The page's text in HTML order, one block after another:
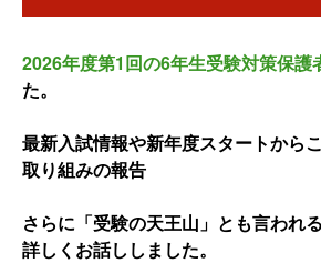
2026年度第1回の6年生受験対策保護
た。
最新入試情報や新年度スタートから
取り組みの報告
さらに「受験の天王山」とも言われ
詳しくお話ししました。